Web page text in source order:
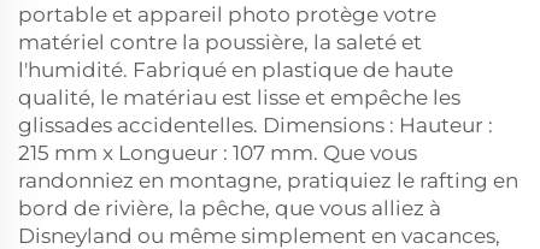
portable et appareil photo protège votre
matériel contre la poussière, la saleté et
l'humidité. Fabriqué en plastique de haute
qualité, le matériau est lisse et empêche les
glissades accidentelles. Dimensions : Hauteur :
215 mm x Longueur : 107 mm. Que vous
randonniez en montagne, pratiquiez le rafting en
bord de rivière, la pêche, que vous alliez à
Disneyland ou même simplement en vacances,